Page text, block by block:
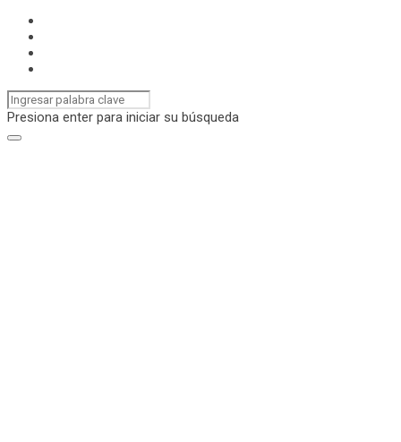
Presiona enter para iniciar su búsqueda